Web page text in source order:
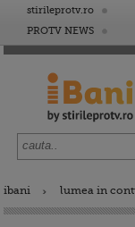
stirileprotv.ro
PROTV NEWS
ibani lumea in